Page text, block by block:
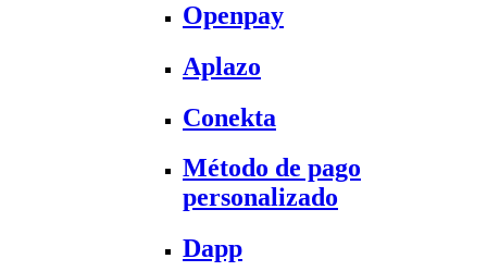
Openpay
Aplazo
Conekta
Método de pago
personalizado
Dapp